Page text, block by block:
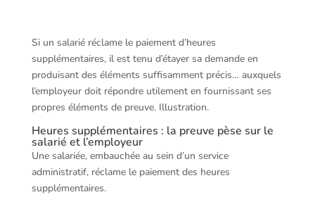
Si un salarié réclame le paiement d’heures
supplémentaires, il est tenu d’étayer sa demande en
produisant des éléments suffisamment précis… auxquels
l’employeur doit répondre utilement en fournissant ses
propres éléments de preuve. Illustration.
Heures supplémentaires : la preuve pèse sur le
salarié et l’employeur
Une salariée, embauchée au sein d’un service
administratif, réclame le paiement des heures
supplémentaires.